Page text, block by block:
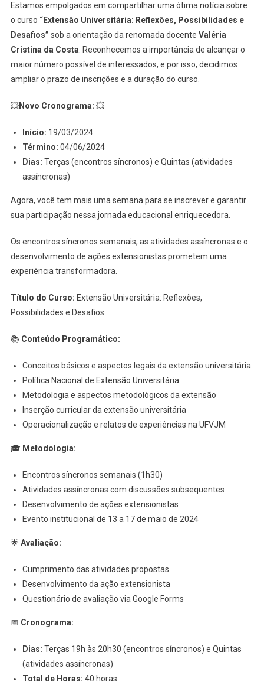
Estamos empolgados em compartilhar uma ótima notícia sobre
o curso “Extensão Universitária: Reflexões, Possibilidades e
Desafios” sob a orientação da renomada docente Valéria
Cristina da Costa . Reconhecemos a importância de alcançar o
maior número possível de interessados, e por isso, decidimos
ampliar o prazo de inscrições e a duração do curso.
💥Novo Cronograma: 💥
Início: 19/03/2024
Término: 04/06/2024
Dias: Terças (encontros síncronos) e Quintas (atividades
assíncronas)
Agora, você tem mais uma semana para se inscrever e garantir
sua participação nessa jornada educacional enriquecedora.
Os encontros síncronos semanais, as atividades assíncronas e o
desenvolvimento de ações extensionistas prometem uma
experiência transformadora.
Título do Curso: Extensão Universitária: Reflexões,
Possibilidades e Desafios
📚 Conteúdo Programático:
Conceitos básicos e aspectos legais da extensão universitária
Política Nacional de Extensão Universitária
Metodologia e aspectos metodológicos da extensão
Inserção curricular da extensão universitária
Operacionalização e relatos de experiências na UFVJM
🎓 Metodologia:
Encontros síncronos semanais (1h30)
Atividades assíncronas com discussões subsequentes
Desenvolvimento de ações extensionistas
Evento institucional de 13 a 17 de maio de 2024
🌟 Avaliação:
Cumprimento das atividades propostas
Desenvolvimento da ação extensionista
Questionário de avaliação via Google Forms
📅 Cronograma:
Dias: Terças 19h às 20h30 (encontros síncronos) e Quintas
(atividades assíncronas)
Total de Horas: 40 horas